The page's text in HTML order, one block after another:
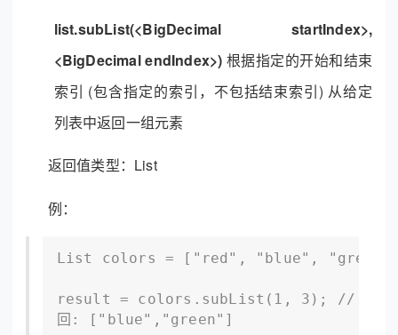
list.subList(<BigDecimal startIndex>,
<BigDecimal endIndex>) 根据指定的开始和结束
索引 (包含指定的索引，不包括结束索引) 从给定
列表中返回一组元素
返回值类型：List
例：
List colors = ["red", "blue",
result = colors.subList(1, 3); // 返
回: ["blue","green"]